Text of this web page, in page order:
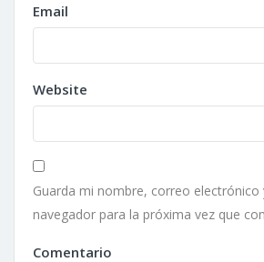
Email
Website
Guarda mi nombre, correo electrónico
navegador para la próxima vez que
Comentario